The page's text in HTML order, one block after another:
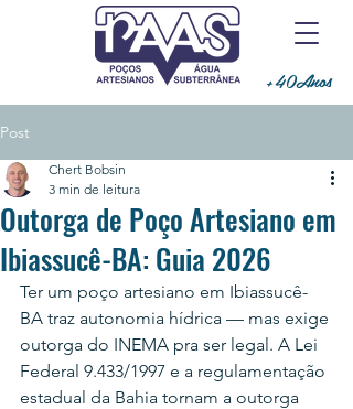
+40Anos
Post
Outorga de Poço Artesiano em
Ibiassucê-BA: Guia 2026
Chert Bobsin
3 min de leitura
Ter um poço artesiano em Ibiassucê-
BA traz autonomia hídrica — mas exige
outorga do INEMA pra ser legal. A Lei
Federal 9.433/1997 e a regulamentação
estadual da Bahia tornam a outorga